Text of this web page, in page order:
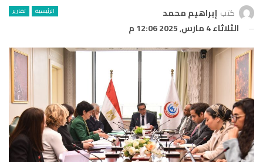
الرئيسية تقارير كتب إبراهيم محمد
الثلاثاء 4 مارس, 2025 12:06 م